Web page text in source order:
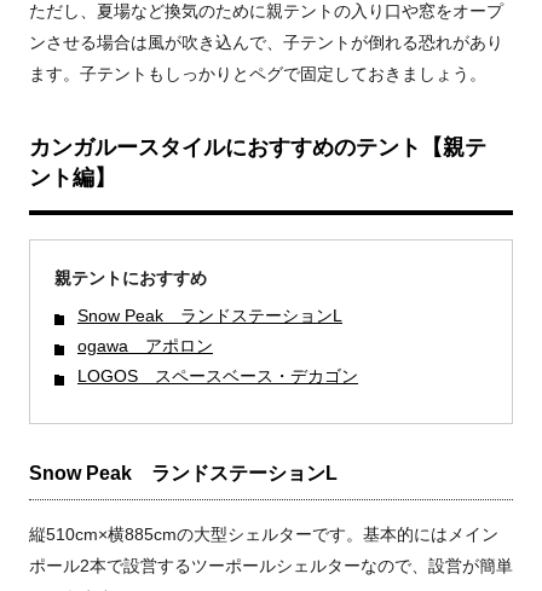
ただし、夏場など換気のために親テントの入り口や窓をオープ
ンさせる場合は風が吹き込んで、子テントが倒れる恐れがあり
ます。子テントもしっかりとペグで固定しておきましょう。
カンガルースタイルにおすすめのテント【親テ
ント編】
親テントにおすすめ
Snow Peak ランドステーションL
ogawa アポロン
LOGOS スペースベース・デカゴン
Snow Peak ランドステーションL
縦510cm×横885cmの大型シェルターです。基本的にはメイン
ポール2本で設営するツーポールシェルターなので、設営が簡単